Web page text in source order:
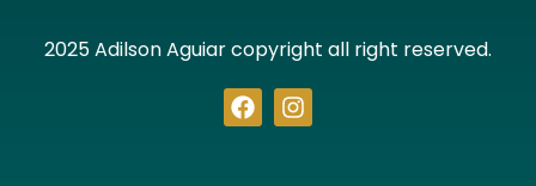
2025 Adilson Aguiar copyright all right reserved.